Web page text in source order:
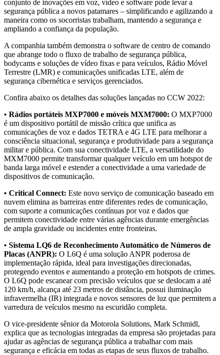
conjunto de inovações em voz, vídeo e software pode levar a
segurança pública a novos patamares – simplificando e agilizando a
maneira como os socorristas trabalham, mantendo a segurança e
ampliando a confiança da população.
A companhia também demonstra o software de centro de comando
que abrange todo o fluxo de trabalho de segurança pública,
bodycams e soluções de vídeo fixas e para veículos, Rádio Móvel
Terrestre (LMR) e comunicações unificadas LTE, além de
segurança cibernética e serviços gerenciados.
Confira abaixo os detalhes das soluções lançadas no CCW 2022:
• Rádios portáteis MXP7000 e móveis MXM7000: O MXP7000
é um dispositivo portátil de missão crítica que unifica as
comunicações de voz e dados TETRA e 4G LTE para melhorar a
consciência situacional, segurança e produtividade para a segurança
militar e pública. Com sua conectividade LTE, a versatilidade do
MXM7000 permite transformar qualquer veículo em um hotspot de
banda larga móvel e estender a conectividade a uma variedade de
dispositivos de comunicação.
• Critical Connect: Este novo serviço de comunicação baseado em
nuvem elimina as barreiras entre diferentes redes de comunicação,
com suporte a comunicações contínuas por voz e dados que
permitem conectividade entre várias agências durante emergências
de ampla gravidade ou incidentes entre fronteiras.
• Sistema LQ6 de Reconhecimento Automático de Números de
Placas (ANPR): O L6Q é uma solução ANPR poderosa de
implementação rápida, ideal para investigações direcionadas,
protegendo eventos e aumentando a proteção em hotspots de crimes.
O L6Q pode escanear com precisão veículos que se deslocam a até
120 km/h, alcança até 23 metros de distância, possui iluminação
infravermelha (IR) integrada e novos sensores de luz que permitem a
varredura de veículos mesmo na escuridão completa.
O vice-presidente sênior da Motorola Solutions, Mark Schmidl,
explica que as tecnologias integradas da empresa são projetadas para
ajudar as agências de segurança pública a trabalhar com mais
segurança e eficácia em todas as etapas de seus fluxos de trabalho.